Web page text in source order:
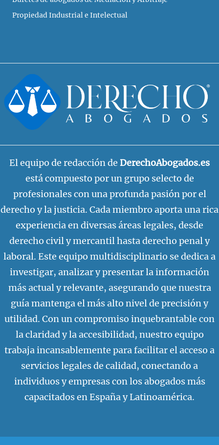
Propiedad Industrial e Intelectual
El equipo de redacción de DerechoAbogados.es
está compuesto por un grupo selecto de
profesionales con una profunda pasión por el
derecho y la justicia. Cada miembro aporta una rica
experiencia en diversas áreas legales, desde
derecho civil y mercantil hasta derecho penal y
laboral. Este equipo multidisciplinario se dedica a
investigar, analizar y presentar la información
más actual y relevante, asegurando que nuestra
guía mantenga el más alto nivel de precisión y
utilidad. Con un compromiso inquebrantable con
la claridad y la accesibilidad, nuestro equipo
trabaja incansablemente para facilitar el acceso a
servicios legales de calidad, conectando a
individuos y empresas con los abogados más
capacitados en España y Latinoamérica.